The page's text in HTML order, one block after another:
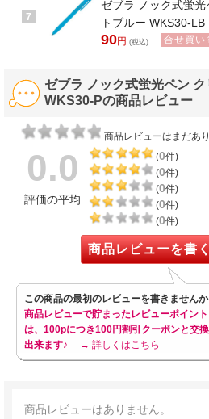
7
ゼブラ ノック式蛍
トブルー WKS30-LB
90円 (税込) 合せ買い
ゼブラ ノック式蛍光ペン
WKS30-Pの商品レビュー
商品レビューはまだあり
0.0
評価の平均
(0件)
(0件)
(0件)
(0件)
(0件)
商品レビューを書
この商品の最初のレビューを書きませんか
商品レビューで貯まったレビューポイント
は、100pにつき100円割引クーポンと交換
出来ます♪
→ 詳しくはこちら
商品レビューはありません。